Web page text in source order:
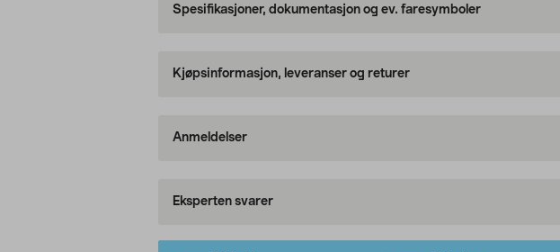
Spesifikasjoner, dokumentasjon og ev. faresymboler
Kjøpsinformasjon, leveranser og returer
Anmeldelser
Eksperten svarer